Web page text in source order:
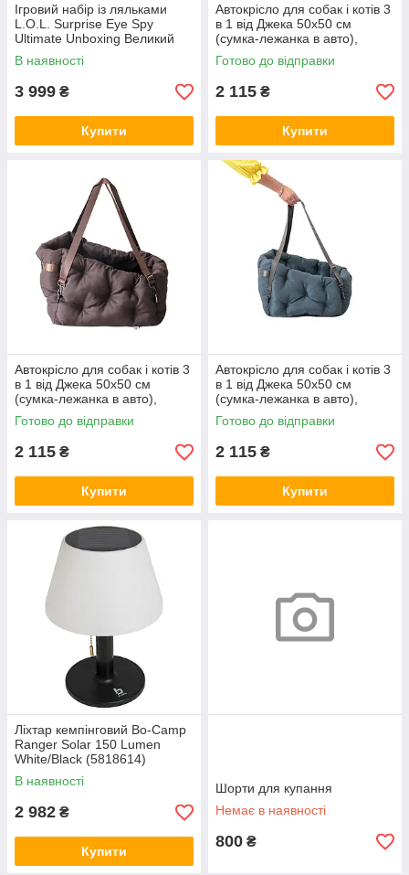
Ігровий набір із ляльками
L.O.L. Surprise Eye Spy
Ultimate Unboxing Великий
сюрприз із загадками
В наявності
3 999 ₴
Купити
Автокрісло для собак і котів 3
в 1 від Джека 50х50 см
(сумка-лежанка в авто),
бежева
Готово до відправки
2 115 ₴
Купити
Автокрісло для собак і котів 3
в 1 від Джека 50х50 см
(сумка-лежанка в авто),
коричневе
Готово до відправки
2 115 ₴
Купити
Автокрісло для собак і котів 3
в 1 від Джека 50х50 см
(сумка-лежанка в авто),
графіт
Готово до відправки
2 115 ₴
Купити
Ліхтар кемпінговий Bo-Camp
Ranger Solar 150 Lumen
White/Black (5818614)
В наявності
2 982 ₴
Купити
Шорти для купання
Немає в наявності
800 ₴